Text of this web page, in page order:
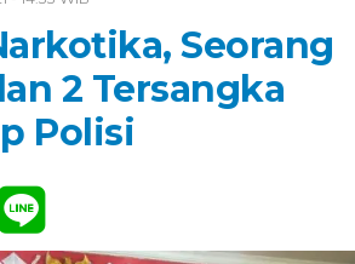
Seorang
2 Tersangka
Polisi